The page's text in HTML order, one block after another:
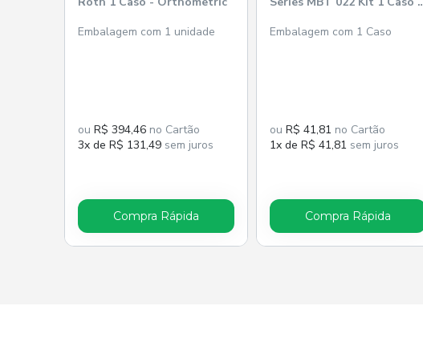
Embalagem com 1 unidade
ou R$ 394,46 no Cartão
3x de R$ 131,49 sem juros
Compra Rápida
Embalagem com 1 Caso
ou R$ 41,81 no Cartão
1x de R$ 41,81 sem juros
Compra Rápida